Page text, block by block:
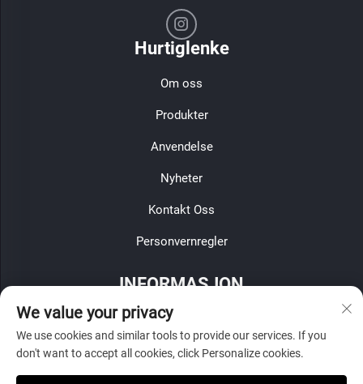
Hurtiglenke
Om oss
Produkter
Anvendelse
Nyheter
Kontakt Oss
Personvernregler
INFORMASJON
Meld deg på for å motta vår ukentlige nyhetsbrev
We value your privacy
We use cookies and similar tools to provide our services. If you
don't want to accept all cookies, click Personalize cookies.